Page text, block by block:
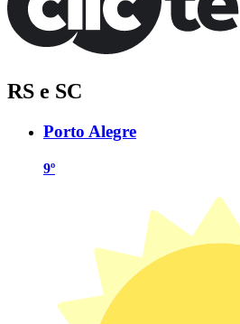
RS e SC
Porto Alegre
9º